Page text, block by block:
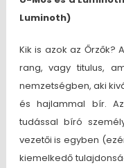
Luminoth)
Kik is azok az Őrzők?
rang, vagy titulus,
nemzetségben, aki
és hajlammal bír.
tudással bíró
vezetői is egyben
kiemelkedő